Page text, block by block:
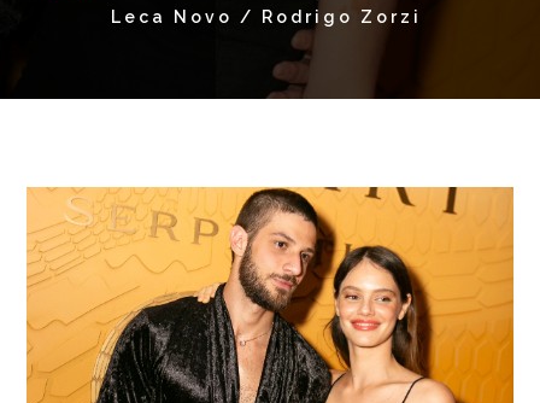
Leca Novo / Rodrigo Zorzi